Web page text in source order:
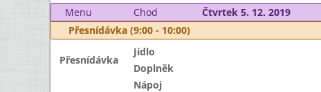
Menu
Chod Čtvrtek 5. 12. 2019
Přesnídávka (9:00 - 10:00)
Přesnídávka
Jídlo
Doplněk
Nápoj